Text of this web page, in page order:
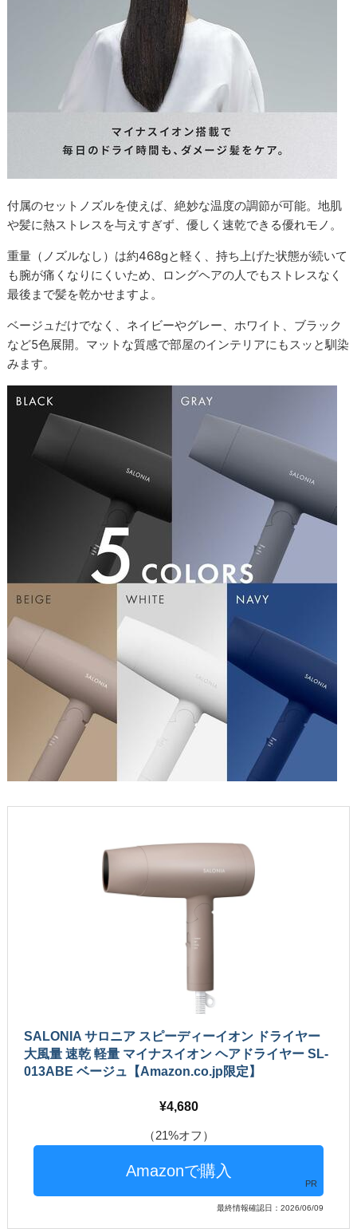
付属のセットノズルを使えば、絶妙な温度の調節が可能。地肌
や髪に熱ストレスを与えすぎず、優しく速乾できる優れモノ。
重量（ノズルなし）は約468gと軽く、持ち上げた状態が続いて
も腕が痛くなりにくいため、ロングヘアの人でもストレスなく
最後まで髪を乾かせますよ。
ベージュだけでなく、ネイビーやグレー、ホワイト、ブラック
など5色展開。マットな質感で部屋のインテリアにもスッと馴染
みます。
SALONIA サロニア スピーディーイオン ドライヤー
大風量 速乾 軽量 マイナスイオン ヘアドライヤー SL-
013ABE ベージュ【Amazon.co.jp限定】
4,680
（21%オフ）
PR
最終情報確認日：2026/06/09